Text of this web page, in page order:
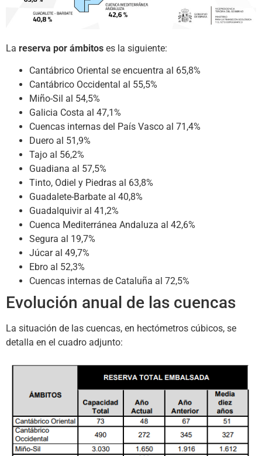
La reserva por ámbitos es la siguiente:
Cantábrico Oriental se encuentra al 65,8%
Cantábrico Occidental al 55,5%
Miño-Sil al 54,5%
Galicia Costa al 47,1%
Cuencas internas del País Vasco al 71,4%
Duero al 51,9%
Tajo al 56,2%
Guadiana al 57,5%
Tinto, Odiel y Piedras al 63,8%
Guadalete-Barbate al 40,8%
Guadalquivir al 41,2%
Cuenca Mediterránea Andaluza al 42,6%
Segura al 19,7%
Júcar al 49,7%
Ebro al 52,3%
Cuencas internas de Cataluña al 72,5%
Evolución anual de las cuencas
La situación de las cuencas, en hectómetros cúbicos, se
detalla en el cuadro adjunto: